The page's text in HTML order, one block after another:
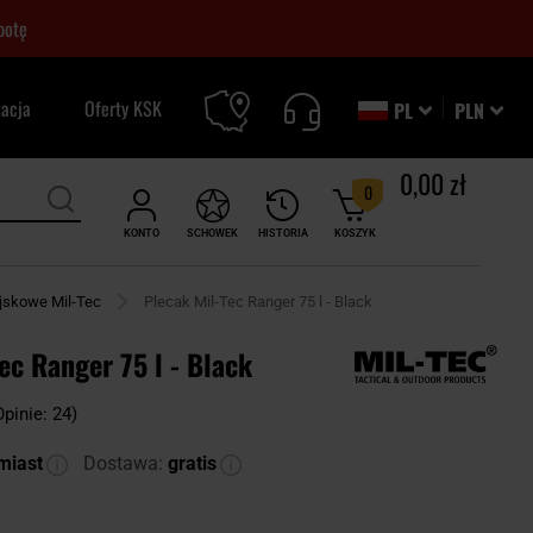
PLN
PL
Oferty KSK
KONTO HISTORIA
SCHOWEK KOSZYK
0 0,00 zł
Mil-Tec Plecak Mil-Tec Ranger 75 l - Black
Ranger 75 l - Black
24)
Dostawa: gratis